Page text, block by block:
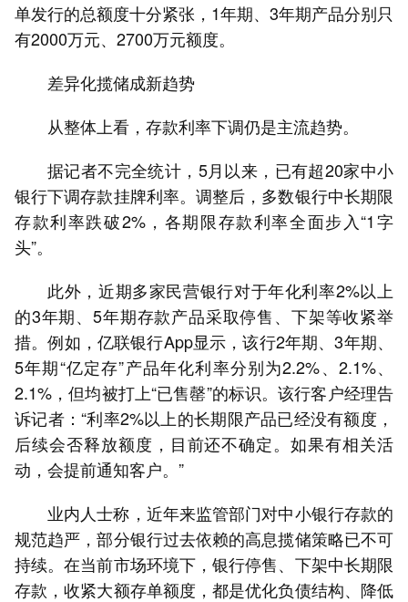
单发行的总额度十分紧张，1年期、3年期产品分别只
有2000万元、2700万元额度。
差异化揽储成新趋势
从整体上看，存款利率下调仍是主流趋势。
据记者不完全统计，5月以来，已有超20家中小
银行下调存款挂牌利率。调整后，多数银行中长期限
存款利率跌破2%，各期限存款利率全面步入“1字
头”。
此外，近期多家民营银行对于年化利率2%以上
的3年期、5年期存款产品采取停售、下架等收紧举
措。例如，亿联银行App显示，该行2年期、3年期、
5年期“亿定存”产品年化利率分别为2.2%、2.1%、
2.1%，但均被打上“已售罄”的标识。该行客户经理告
诉记者：“利率2%以上的长期限产品已经没有额度，
后续会否释放额度，目前还不确定。如果有相关活
动，会提前通知客户。”
业内人士称，近年来监管部门对中小银行存款的
规范趋严，部分银行过去依赖的高息揽储策略已不可
持续。在当前市场环境下，银行停售、下架中长期限
存款，收紧大额存单额度，都是优化负债结构、降低